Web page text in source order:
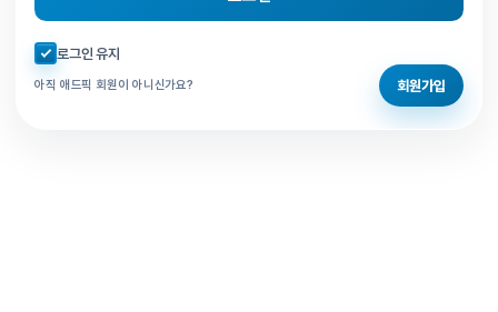
자동로그인 체크
로그인 유지
아직 애드픽 회원이 아니신가요? 회원가입